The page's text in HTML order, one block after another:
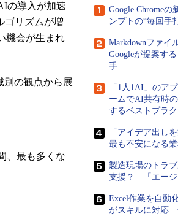
の導入が加速
ゴリズムが増
機会が生まれ
の観点から展
、最も多くな
Google Chrome
ンプトの“毎回手
Markdownファ
Googleが提案す
手
「1人1AI」のア
ームでAI共有時
するベストプラ
「アイデア出し
最も不安になる
製造現場のトラ
支援？ 「エージ
Excel作業を自動
がスキルに対応